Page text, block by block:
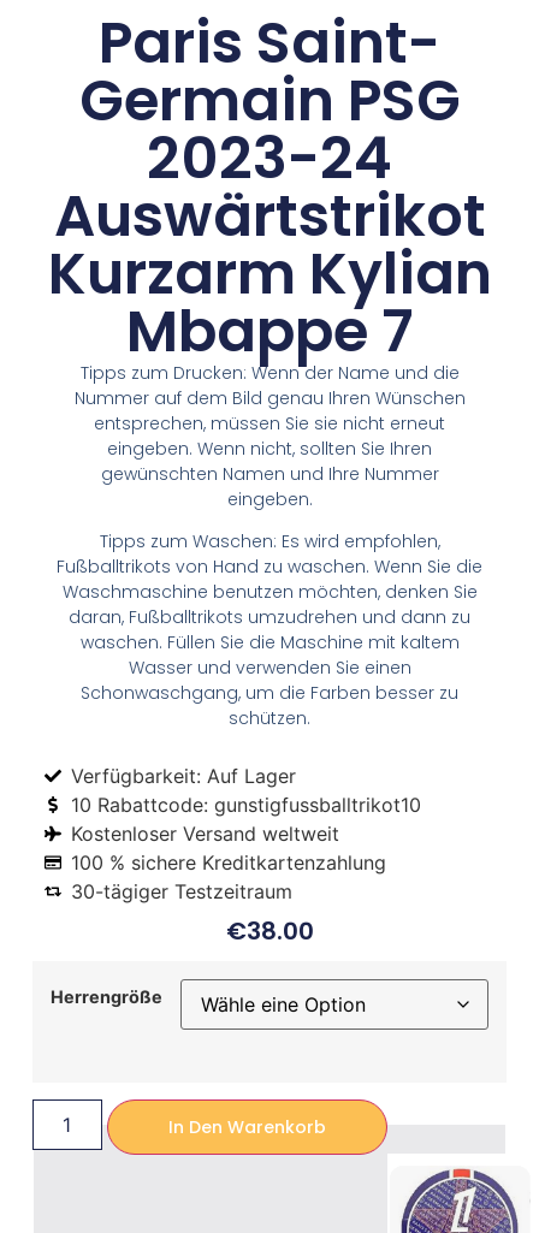
Paris Saint-
Germain PSG
2023-24
Auswärtstrikot
Kurzarm Kylian
Mbappe 7
Tipps zum Drucken: Wenn der Name und die
Nummer auf dem Bild genau Ihren Wünschen
entsprechen, müssen Sie sie nicht erneut
eingeben. Wenn nicht, sollten Sie Ihren
gewünschten Namen und Ihre Nummer
eingeben.
Tipps zum Waschen: Es wird empfohlen,
Fußballtrikots von Hand zu waschen. Wenn Sie die
Waschmaschine benutzen möchten, denken Sie
daran, Fußballtrikots umzudrehen und dann zu
waschen. Füllen Sie die Maschine mit kaltem
Wasser und verwenden Sie einen
Schonwaschgang, um die Farben besser zu
schützen.
Verfügbarkeit: Auf Lager
10 Rabattcode: gunstigfussballtrikot10
Kostenloser Versand weltweit
100 % sichere Kreditkartenzahlung
30-tägiger Testzeitraum
€38.00
Herrengröße
In Den Warenkorb